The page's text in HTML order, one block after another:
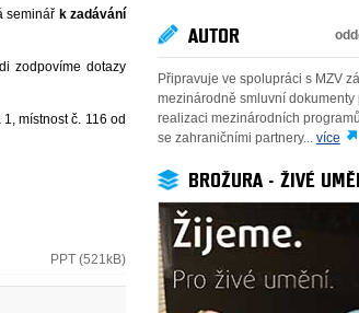
seminář k zadávání
zodpovíme dotazy
místnost č. 116 od
PPT (521kB)
AUTOR
Připravuje ve spolupráci s MZV
mezinárodně smluvní dokumenty
realizaci mezinárodních
se zahraničními partnery... více
BROŽURA - ŽIVÉ